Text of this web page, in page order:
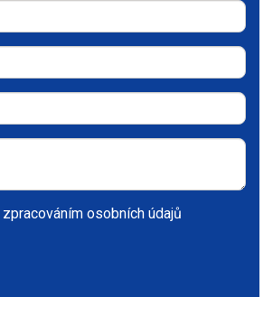
zpracováním osobních údajů